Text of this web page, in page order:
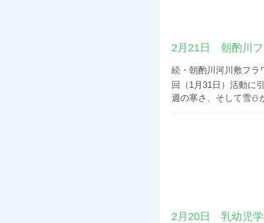
2月21日 朝酌川フ
続・朝酌川河川敷フ
回（1月31日）活動に
週の寒さ、そして雪⛄
2月20日 乳幼児学